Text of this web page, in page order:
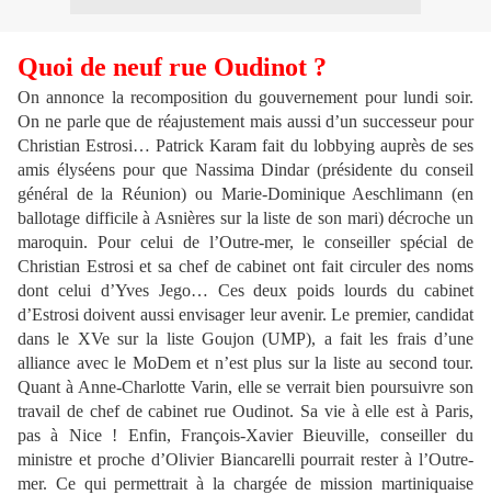
Quoi de neuf rue Oudinot ?
On annonce la recomposition du gouvernement pour lundi soir.
On ne parle que de réajustement mais aussi d’un successeur pour
Christian Estrosi… Patrick Karam fait du lobbying auprès de ses
amis élyséens pour que Nassima Dindar (présidente du conseil
général de la Réunion) ou Marie-Dominique Aeschlimann (en
ballotage difficile à Asnières sur la liste de son mari) décroche un
maroquin. Pour celui de l’Outre-mer, le conseiller spécial de
Christian Estrosi et sa chef de cabinet ont fait circuler des noms
dont celui d’Yves Jego… Ces deux poids lourds du cabinet
d’Estrosi doivent aussi envisager leur avenir. Le premier, candidat
dans le XVe sur la liste Goujon (UMP), a fait les frais d’une
alliance avec le MoDem et n’est plus sur la liste au second tour.
Quant à Anne-Charlotte Varin, elle se verrait bien poursuivre son
travail de chef de cabinet rue Oudinot. Sa vie à elle est à Paris,
pas à Nice ! Enfin, François-Xavier Bieuville, conseiller du
ministre et proche d’Olivier Biancarelli pourrait rester à l’Outre-
mer. Ce qui permettrait à la chargée de mission martiniquaise